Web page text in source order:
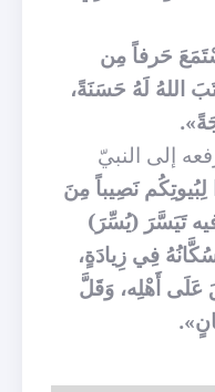
حَرفاً مِن
اللهُ لَهُ حَسَنَةً،
إلى النبيّ
لِبُيوتِكُم نَصِيباً مِنَ
تَيَسَّرَ (يُسِّرَ)
فِي زِيادَةٍ،
عَلَى أَهْلِه، وَقَلَّ